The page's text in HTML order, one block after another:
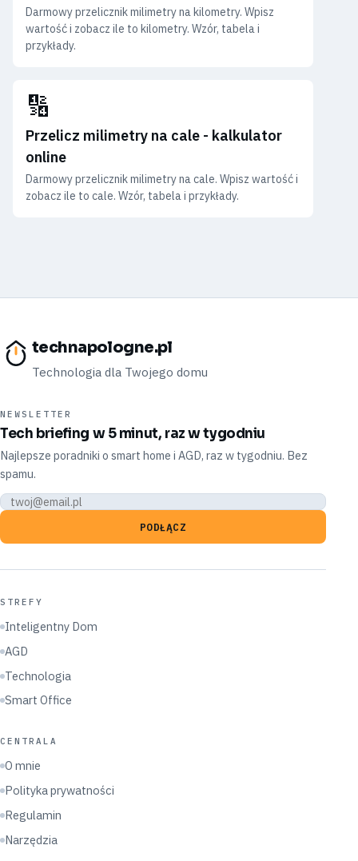
Darmowy przelicznik milimetry na kilometry. Wpisz
wartość i zobacz ile to kilometry. Wzór, tabela i
przykłady.
🔢
Przelicz milimetry na cale - kalkulator
online
Darmowy przelicznik milimetry na cale. Wpisz wartość i
zobacz ile to cale. Wzór, tabela i przykłady.
technapologne.pl
Technologia dla Twojego domu
NEWSLETTER
Tech briefing w 5 minut, raz w tygodniu
Najlepsze poradniki o smart home i AGD, raz w tygodniu. Bez
spamu.
PODŁĄCZ
STREFY
Inteligentny Dom
AGD
Technologia
Smart Office
CENTRALA
O mnie
Polityka prywatności
Regulamin
Narzędzia